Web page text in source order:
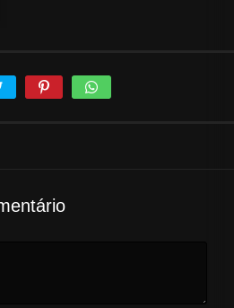
1983 e 1985 pela rede de
televisão estadunidense CBS. A
Balão Mágico da Rede Globo. A